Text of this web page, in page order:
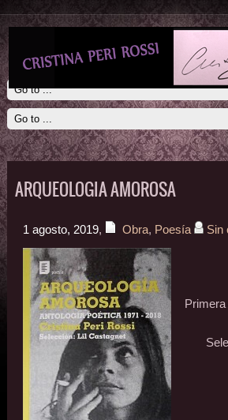
ARQUEOLOGIA AMOROSA
1 agosto, 2019, Obra, Poesía Sin